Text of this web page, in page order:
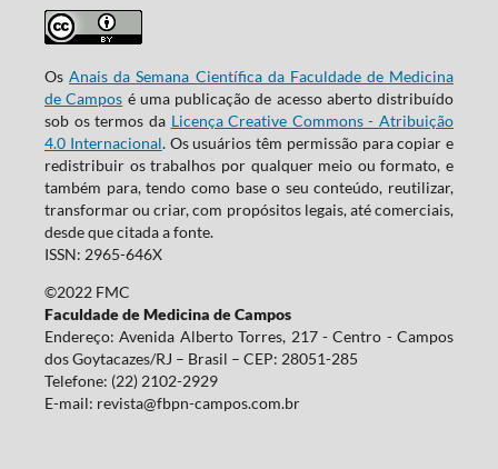
OsAnais da Semana Científica da Faculdade de Medicina
de Campos é uma publicação de acesso aberto distribuído
sob os termos da Licença Creative Commons - Atribuição
4.0 Internacional. Os usuários têm permissão para copiar e
redistribuir os trabalhos por qualquer meio ou formato, e
também para, tendo como base o seu conteúdo, reutilizar,
transformar ou criar, com propósitos legais, até comerciais,
desde que citada a fonte.
ISSN: 2965-646X
©2022 FMC
Faculdade de Medicina de Campos
Endereço: Avenida Alberto Torres, 217 - Centro - Campos
dos Goytacazes/RJ – Brasil – CEP: 28051-285
Telefone: (22) 2102-2929
E-mail: revista@fbpn-campos.com.br